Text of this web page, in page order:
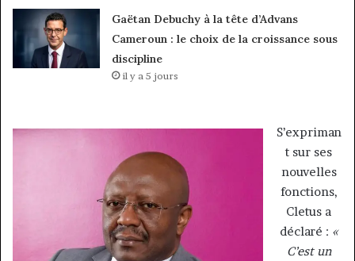
Gaëtan Debuchy à la tête d’Advans
Cameroun : le choix de la croissance sous
discipline
il y a 5 jours
S’expriman
t sur ses
nouvelles
fonctions,
Cletus a
déclaré : «
C’est un